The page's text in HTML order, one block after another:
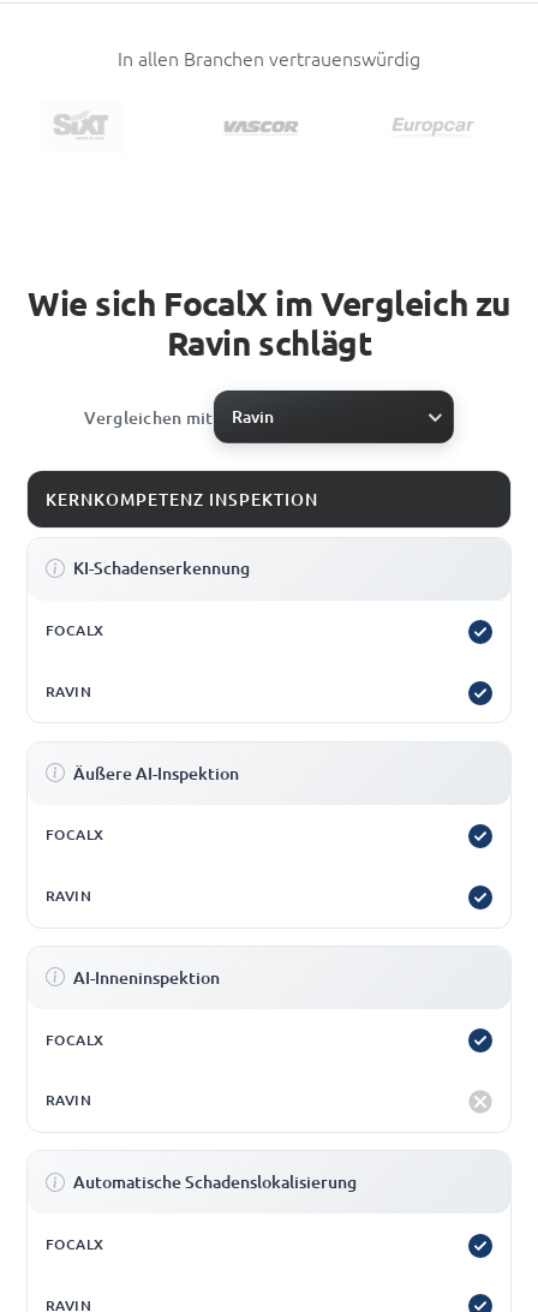
In allen Branchen vertrauenswürdig
Wie sich FocalX im Vergleich zu
Ravin schlägt
Vergleichen mit Ravin
KERNKOMPETENZ INSPEKTION
KI-Schadenserkennung
Äußere AI-Inspektion
AI-Inneninspektion
Automatische Schadenslokalisierung